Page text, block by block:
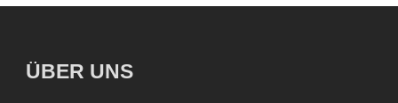
ÜBER UNS